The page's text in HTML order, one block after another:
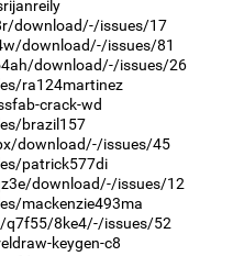
download/-/issues/17
download/-/issues/81
download/-/issues/26
ra124martinez
crack-wd
brazil157
download/-/issues/45
patrick577di
download/-/issues/12
mackenzie493ma
q7f55/8ke4/-/issues/52
keygen-c8